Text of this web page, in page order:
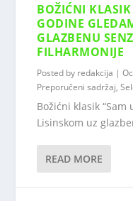
BOŽIĆNI
GODINE
GLAZBENU
FILHARMONIJE
Posted by redakcija |
Preporučeni sadržaj,
Božićni klasik
Lisinskom uz
READ MORE